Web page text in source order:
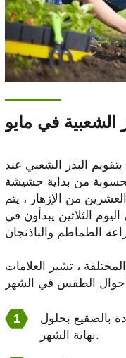
الشعبية في مايو
البذر الشعبي عند
من بداية حشيشة
من الإزهار ، يتم
الثلاثين يبدأون في
، تشير العلامات
بالصقيع بحلول
نهاية الشهر.